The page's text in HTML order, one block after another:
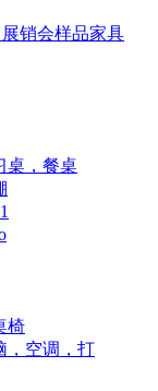
销会样品家具
桌，餐桌
椅
，空调，打